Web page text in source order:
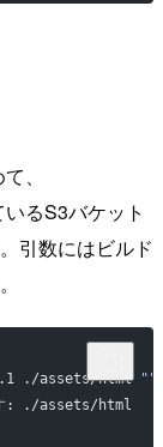
、
るS3バケット
引数にはビルド
./assets/html ""
: ./assets/html